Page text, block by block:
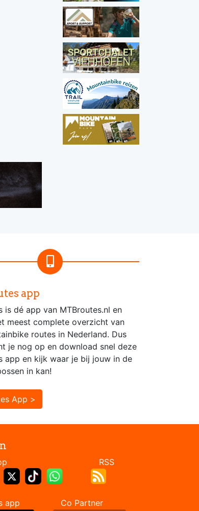
app
is dé app van MTBroutes.nl en
meest complete overzicht van
routes in Nederland. Dus
je nog op en download snel deze
app en kijk waar je bij jouw in de
in kan!
App >
ons op RSS
app Co Partner